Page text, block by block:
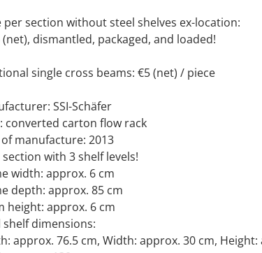
per section without steel shelves ex-location:
(net), dismantled, packaged, and loaded!
single cross beams: €5 (net) / piece
SSI-Schäfer
converted carton flow rack
manufacture: 2013
section with 3 shelf levels!
width: approx. 6 cm
depth: approx. 85 cm
height: approx. 6 cm
shelf dimensions:
approx. 76.5 cm, Width: approx. 30 cm, Height: